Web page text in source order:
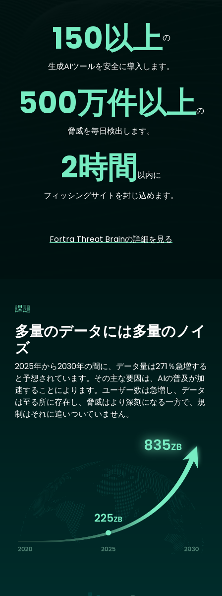
150以上の
生成AIツールを安全に導入します。
500万件以上の
脅威を毎日検出します。
2時間以内に
フィッシングサイトを封じ込めます。
Fortra Threat Brainの詳細を見る
課題
多量のデータには多量のノイ
ズ
2025年から2030年の間に、データ量は271％急増する
と予想されています。その主な要因は、AIの普及が加
速することによります。ユーザー数は急増し、データ
は至る所に存在し、脅威はより深刻になる一方で、規
制はそれに追いついていません。